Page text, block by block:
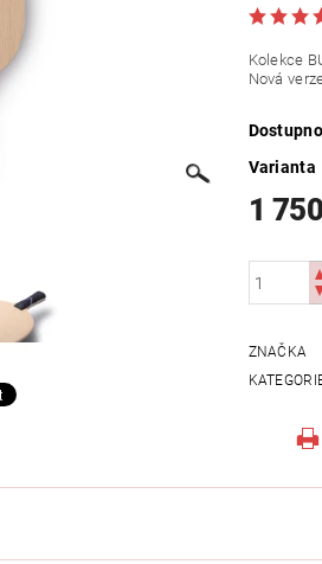
Kolekce
Nová
Varianta
1
ZNAČKA